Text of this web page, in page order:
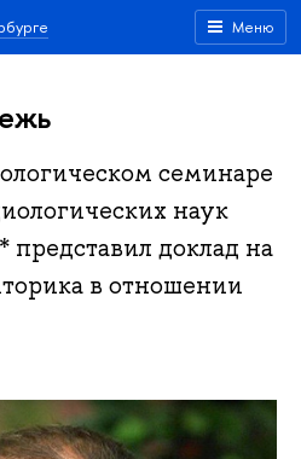
Меню
семинаре
наук
представил доклад на
в отношении